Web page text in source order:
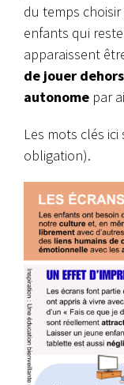
du temps
enfants qui
apparaissent
de jouer
autonome par
Les mots clés ici
obligation).